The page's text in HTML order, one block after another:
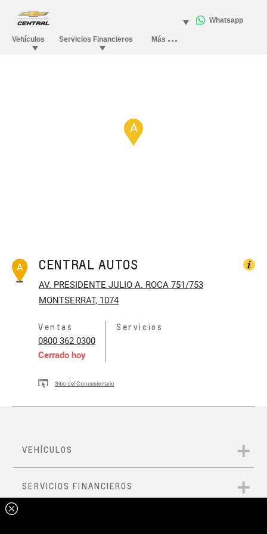
A
A CENTRAL AUTOS
AV. PRESIDENTE JULIO A. ROCA 751/753
MONTSERRAT, 1074
Ventas
0800 362 0300
Cerrado hoy
Servicios
Sitio del Concesionario